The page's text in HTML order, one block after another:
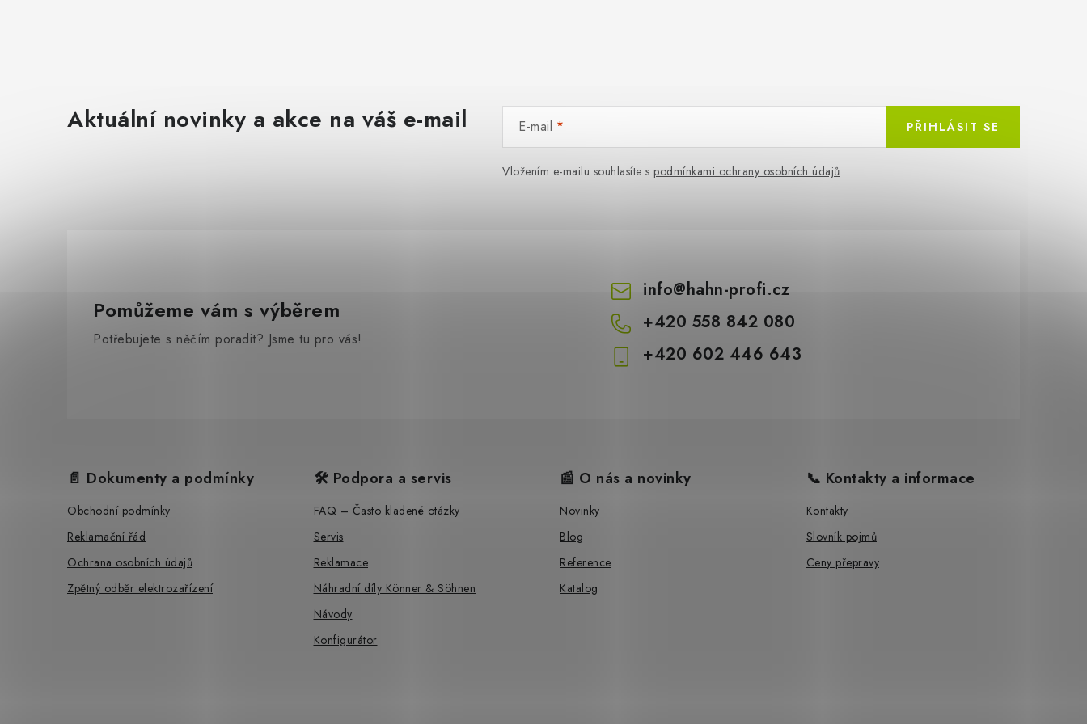
Aktuální novinky a akce na váš e-mail E-mail
Vložením e-mailu souhlasíte s podmínkami ochrany osobních údajů
PŘIHLÁSIT SE
Pomůžeme vám s výběrem
Potřebujete s něčím poradit? Jsme tu pro vás!
info@hahn-profi.cz
+420 558 842 080
+420 602 446 643
📄 Dokumenty a podmínky
Obchodní podmínky
Reklamační řád
Ochrana osobních údajů
Zpětný odběr elektrozařízení
🛠️ Podpora a servis
FAQ – Často kladené otázky
Servis
Reklamace
Náhradní díly Könner & Söhnen
Návody
Konfigurátor
📰 O nás a novinky
Novinky
Blog
Reference
Katalog
📞 Kontakty a informace
Kontakty
Slovník pojmů
Ceny přepravy